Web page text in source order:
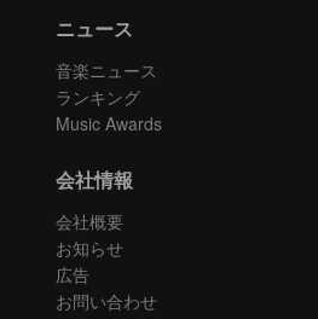
ニュース
音楽ニュース
ランキング
Music Awards
会社情報
会社概要
お知らせ
広告
お問い合わせ